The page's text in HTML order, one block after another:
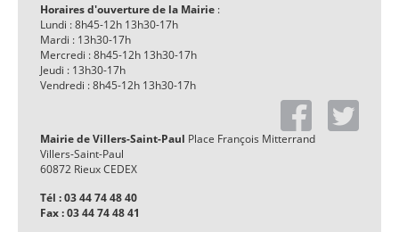
Horaires d'ouverture de la Mairie :
Lundi : 8h45-12h 13h30-17h
Mardi : 13h30-17h
Mercredi : 8h45-12h 13h30-17h
Jeudi : 13h30-17h
Vendredi : 8h45-12h 13h30-17h
Mairie de Villers-Saint-Paul Place François Mitterrand
Villers-Saint-Paul
60872 Rieux CEDEX
Tél : 03 44 74 48 40
Fax : 03 44 74 48 41